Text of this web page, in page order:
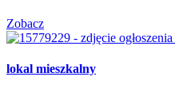
Zobacz
lokal mieszkalny